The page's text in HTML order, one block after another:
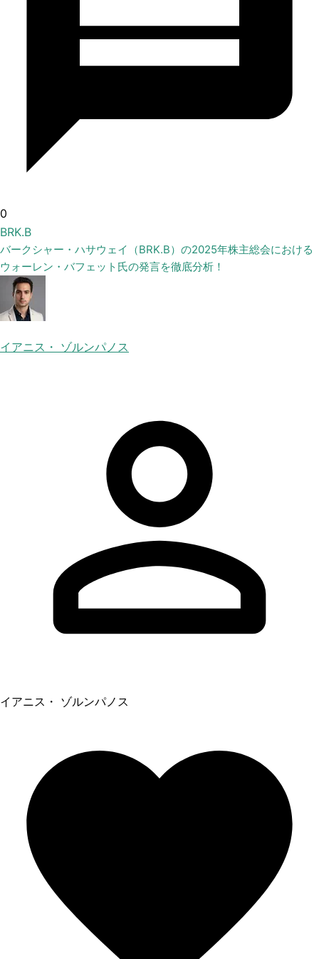
0
BRK.B
バークシャー・ハサウェイ（BRK.B）の2025年株主総会における
ウォーレン・バフェット氏の発言を徹底分析！
イアニス・ ゾルンパノス
イアニス・ ゾルンパノス